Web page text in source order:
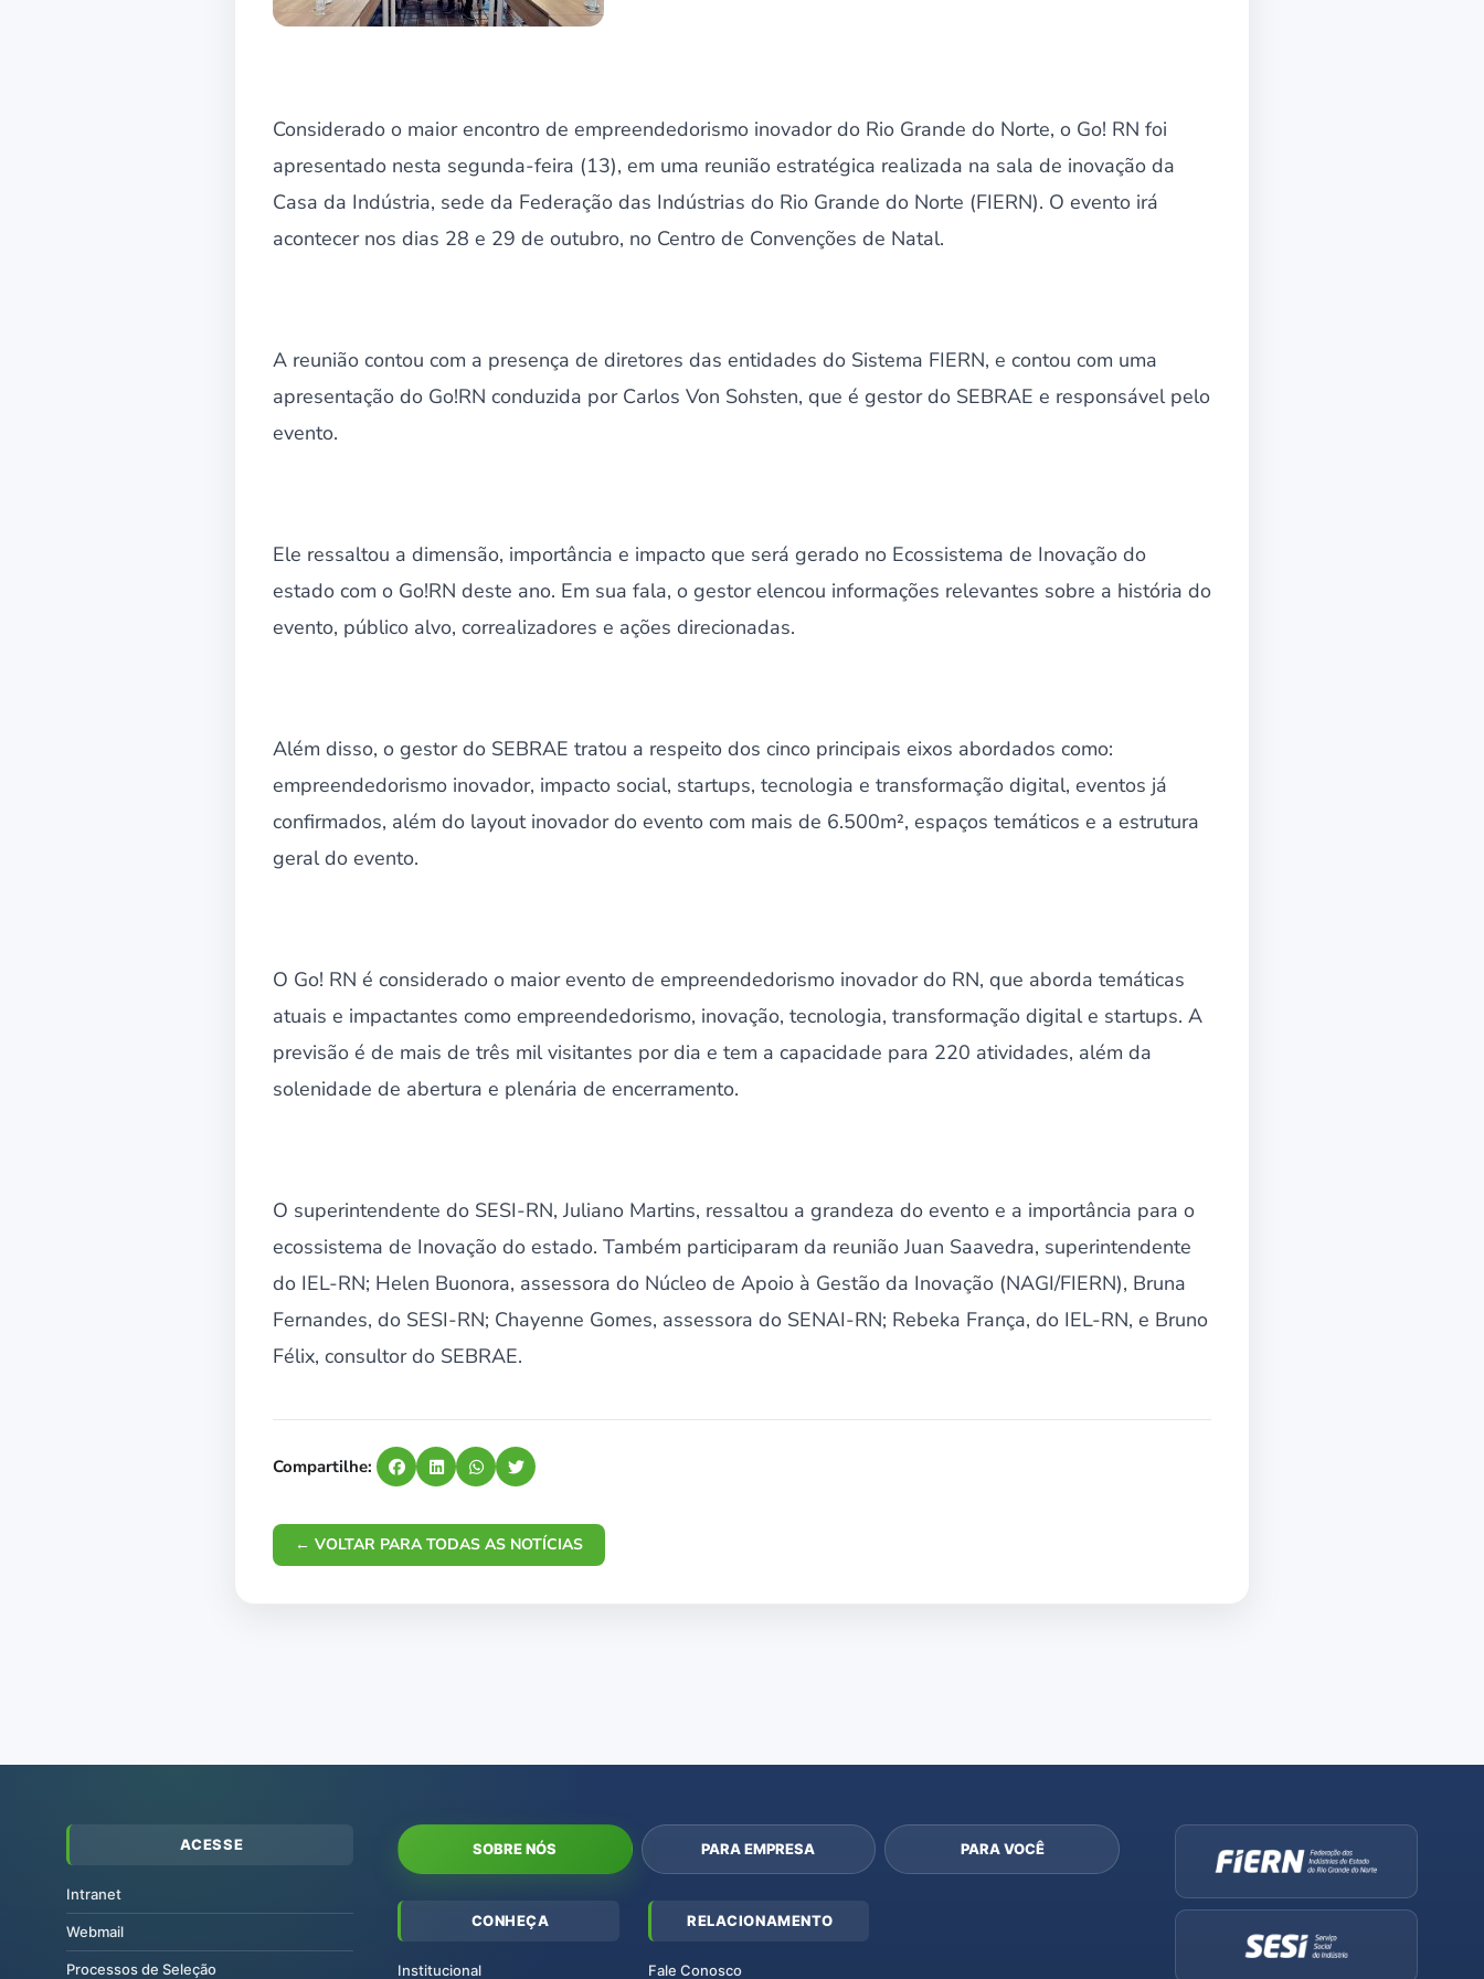
Considerado o maior encontro de empreendedorismo inovador do Rio Grande do Norte, o Go! RN foi
apresentado nesta segunda-feira (13), em uma reunião estratégica realizada na sala de inovação da
Casa da Indústria, sede da Federação das Indústrias do Rio Grande do Norte (FIERN). O evento irá
acontecer nos dias 28 e 29 de outubro, no Centro de Convenções de Natal.
A reunião contou com a presença de diretores das entidades do Sistema FIERN, e contou com uma
apresentação do Go!RN conduzida por Carlos Von Sohsten, que é gestor do SEBRAE e responsável pelo
evento.
Ele ressaltou a dimensão, importância e impacto que será gerado no Ecossistema de Inovação do
estado com o Go!RN deste ano. Em sua fala, o gestor elencou informações relevantes sobre a história do
evento, público alvo, correalizadores e ações direcionadas.
Além disso, o gestor do SEBRAE tratou a respeito dos cinco principais eixos abordados como:
empreendedorismo inovador, impacto social, startups, tecnologia e transformação digital, eventos já
confirmados, além do layout inovador do evento com mais de 6.500m², espaços temáticos e a estrutura
geral do evento.
O Go! RN é considerado o maior evento de empreendedorismo inovador do RN, que aborda temáticas
atuais e impactantes como empreendedorismo, inovação, tecnologia, transformação digital e startups. A
previsão é de mais de três mil visitantes por dia e tem a capacidade para 220 atividades, além da
solenidade de abertura e plenária de encerramento.
O superintendente do SESI-RN, Juliano Martins, ressaltou a grandeza do evento e a importância para o
ecossistema de Inovação do estado. Também participaram da reunião Juan Saavedra, superintendente
do IEL-RN; Helen Buonora, assessora do Núcleo de Apoio à Gestão da Inovação (NAGI/FIERN), Bruna
Fernandes, do SESI-RN; Chayenne Gomes, assessora do SENAI-RN; Rebeka França, do IEL-RN, e Bruno
Félix, consultor do SEBRAE.
Compartilhe:
← VOLTAR PARA TODAS AS NOTÍCIAS
ACESSE
Intranet
Webmail
Processos de Seleção
SOBRE NÓS PARA EMPRESA PARA VOCÊ
CONHEÇA
Institucional
RELACIONAMENTO
Fale Conosco